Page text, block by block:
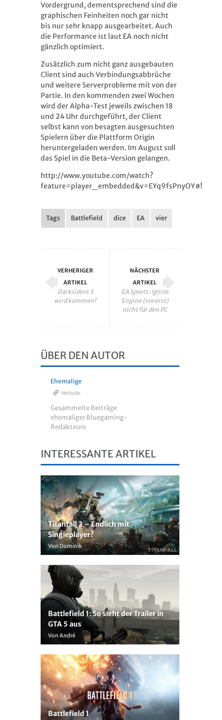
Vordergrund, dementsprechend sind die
graphischen Feinheiten noch gar nicht
bis nur sehr knapp ausgearbeitet. Auch
die Performance ist laut EA noch nicht
gänzlich optimiert.
Zusätzlich zum nicht ganz ausgebauten
Client sind auch Verbindungsabbrüche
und weitere Serverprobleme mit von der
Partie. In den kommenden zwei Wochen
wird der Alpha-Test jeweils zwischen 18
und 24 Uhr durchgeführt, der Client
selbst kann von besagten ausgesuchten
Spielern über die Plattform Origin
heruntergeladen werden. Im August soll
das Spiel in die Beta-Version gelangen.
http://www.youtube.com/watch?
feature=player_embedded&v=EYq9fsPnyOY#!
Tags Battlefield dice EA vier
VERHERIGER
ARTIKEL
Darksiders 3
wird kommen!
NÄCHSTER
ARTIKEL
EA Sports: Ignite
Engine (vorerst)
nicht für den PC
ÜBER DEN AUTOR
Ehemalige
Website
Gesammelte Beiträge
ehemaliger Bluegaming-
Redakteure
INTERESSANTE ARTIKEL
Titanfall 2 – Endlich mit
Singleplayer?
Von Dominik
Battlefield 1: So sieht der Trailer in
GTA 5 aus
Von André
Battlefield 1